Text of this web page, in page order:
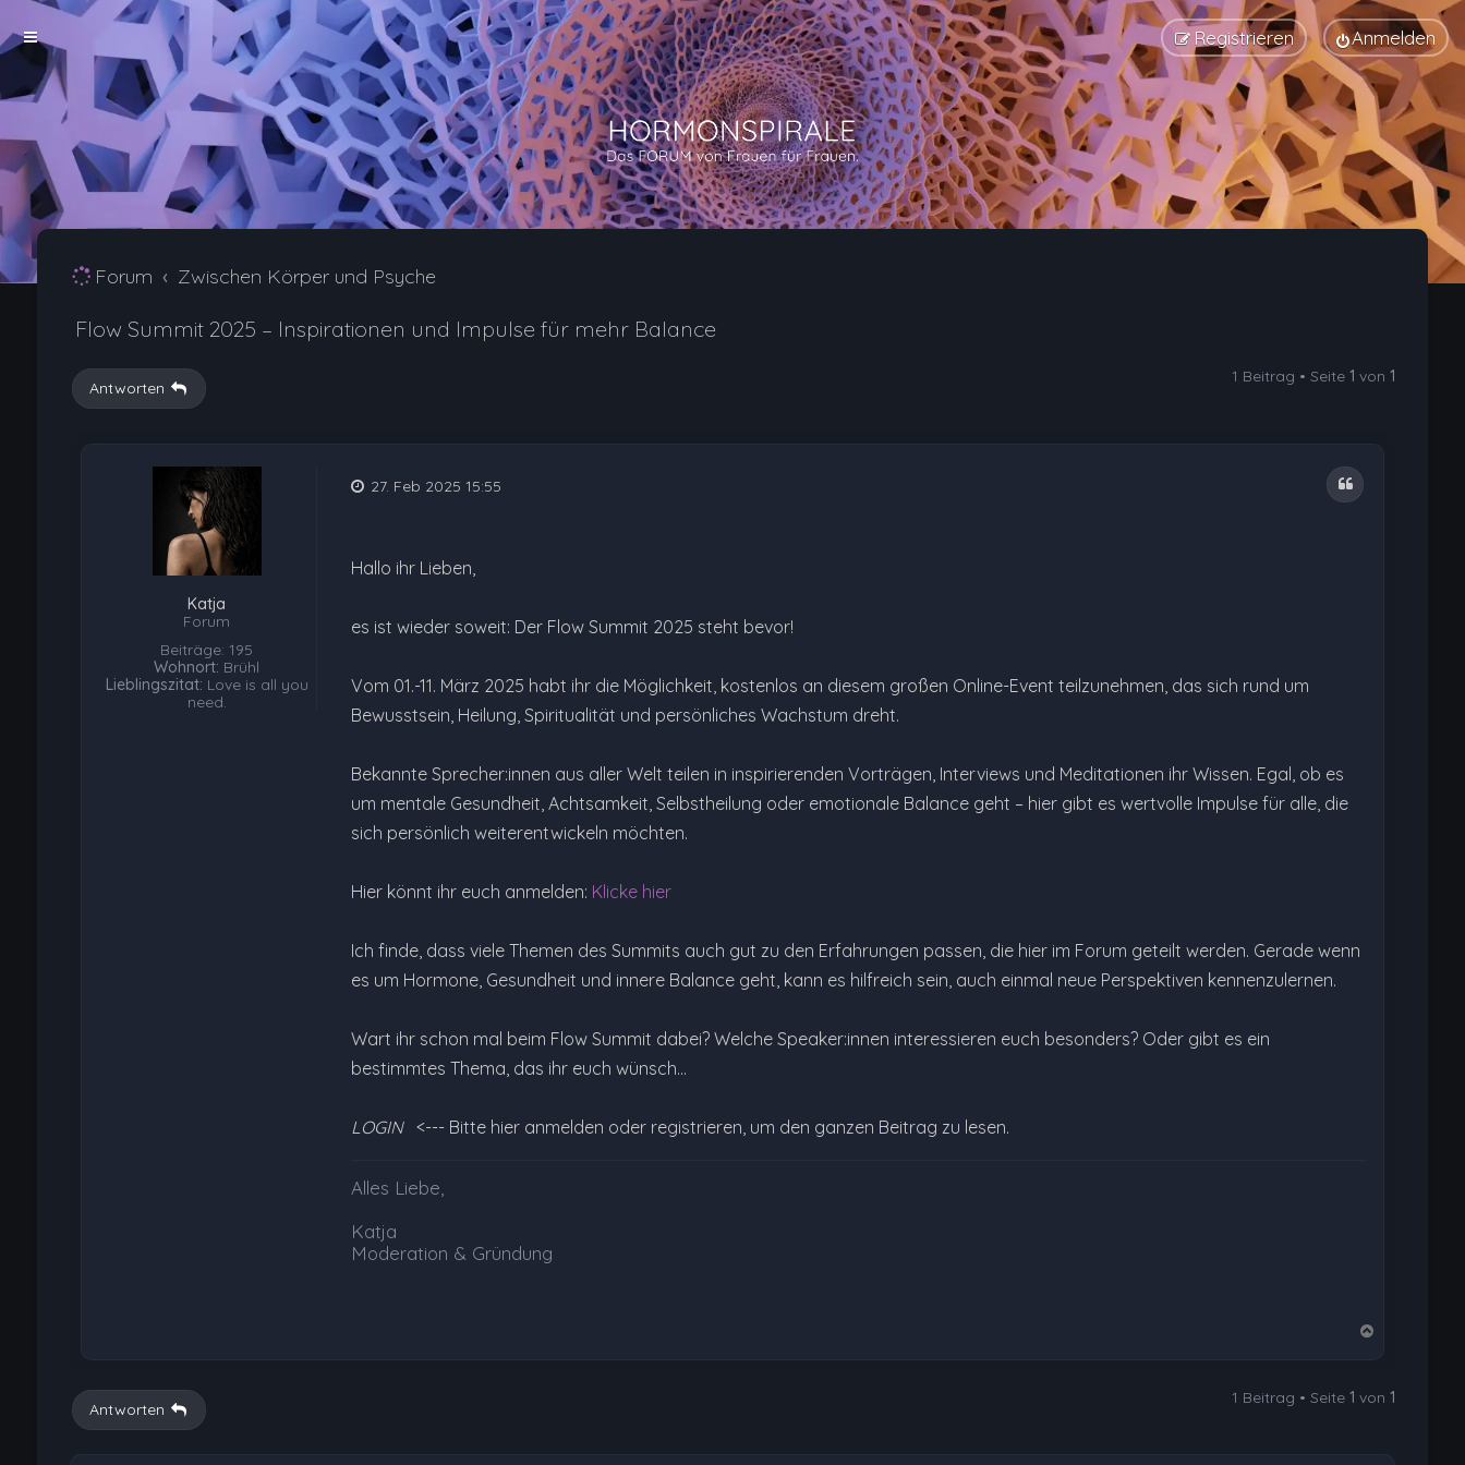
Anmelden
Registrieren
Forum Zwischen Körper und Psyche
Flow Summit 2025 – Inspirationen und Impulse für mehr Balance
Antworten
1 Beitrag • Seite1 von1
Katja
Forum
Beiträge: 195
Wohnort: Brühl
Lieblingszitat: Love is all you
need.
Zitat
27. Feb 2025 15:55
Hallo ihr Lieben,
es ist wieder soweit: Der Flow Summit 2025 steht bevor!
Vom 01.-11. März 2025 habt ihr die Möglichkeit, kostenlos an diesem großen Online-Event teilzunehmen, das sich rund um
Bewusstsein, Heilung, Spiritualität und persönliches Wachstum dreht.
Bekannte Sprecher:innen aus aller Welt teilen in inspirierenden Vorträgen, Interviews und Meditationen ihr Wissen. Egal, ob es
um mentale Gesundheit, Achtsamkeit, Selbstheilung oder emotionale Balance geht – hier gibt es wertvolle Impulse für alle, die
sich persönlich weiterentwickeln möchten.
Hier könnt ihr euch anmelden: Klicke hier
Ich finde, dass viele Themen des Summits auch gut zu den Erfahrungen passen, die hier im Forum geteilt werden. Gerade wenn
es um Hormone, Gesundheit und innere Balance geht, kann es hilfreich sein, auch einmal neue Perspektiven kennenzulernen.
Wart ihr schon mal beim Flow Summit dabei? Welche Speaker:innen interessieren euch besonders? Oder gibt es ein
bestimmtes Thema, das ihr euch wünsch…
LOGIN <--- Bitte hier anmelden oder registrieren, um den ganzen Beitrag zu lesen.
Alles Liebe,
Katja
Moderation & Gründung
h
Antworten
1 Beitrag • Seite1 von1